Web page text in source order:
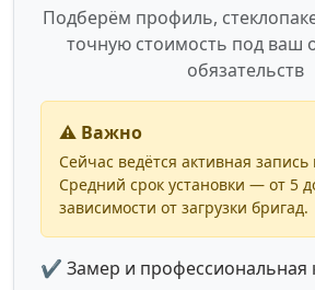
Подберём профиль,
точную стоимость под ваш
обязательств
⚠️ Важно
Сейчас ведётся активная
Средний срок установки — от 5
зависимости от загрузки бригад.
✔ Замер и профессиональная